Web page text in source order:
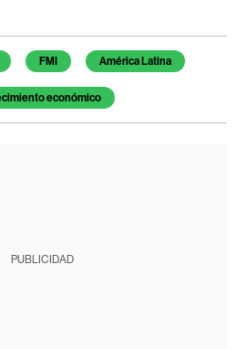
FMI América Latina
económico
PUBLICIDAD